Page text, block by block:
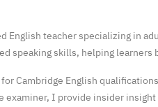
English teacher specializing in
speaking skills, helping
Cambridge English
examiner, I provide insider